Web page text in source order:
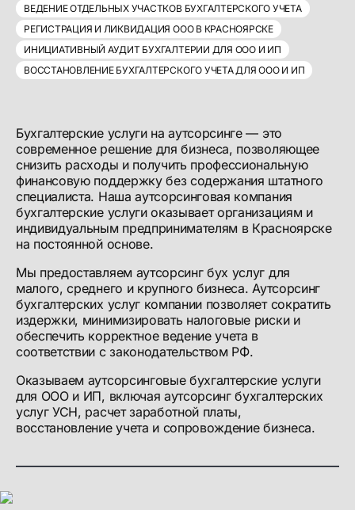
ВЕДЕНИЕ ОТДЕЛЬНЫХ УЧАСТКОВ БУХГАЛТЕРСКОГО УЧЕТА
РЕГИСТРАЦИЯ И ЛИКВИДАЦИЯ ООО В КРАСНОЯРСКЕ
ИНИЦИАТИВНЫЙ АУДИТ БУХГАЛТЕРИИ ДЛЯ ООО И ИП
ВОССТАНОВЛЕНИЕ БУХГАЛТЕРСКОГО УЧЕТА ДЛЯ ООО И ИП
Бухгалтерские услуги на аутсорсинге — это
современное решение для бизнеса, позволяющее
снизить расходы и получить профессиональную
финансовую поддержку без содержания штатного
специалиста. Наша аутсорсинговая компания
бухгалтерские услуги оказывает организациям и
индивидуальным предпринимателям в Красноярске
на постоянной основе.
Мы предоставляем аутсорсинг бух услуг для
малого, среднего и крупного бизнеса. Аутсорсинг
бухгалтерских услуг компании позволяет сократить
издержки, минимизировать налоговые риски и
обеспечить корректное ведение учета в
соответствии с законодательством РФ.
Оказываем аутсорсинговые бухгалтерские услуги
для ООО и ИП, включая аутсорсинг бухгалтерских
услуг УСН, расчет заработной платы,
восстановление учета и сопровождение бизнеса.